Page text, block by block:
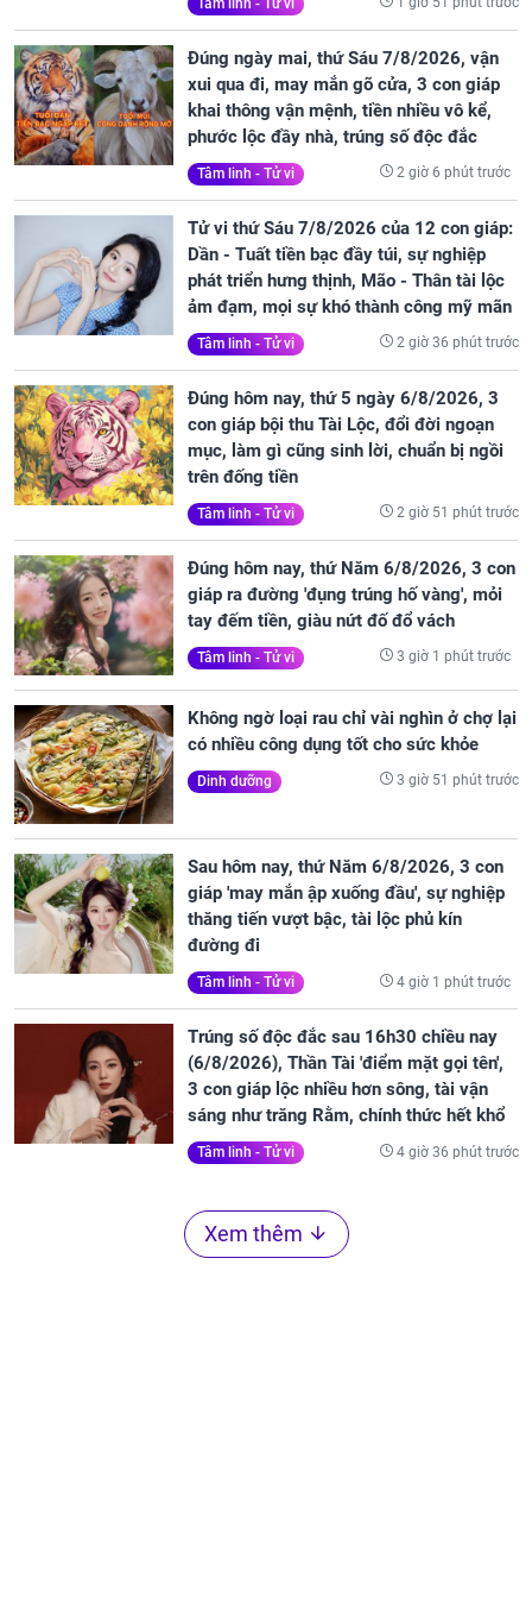
Tâm linh - Tử vi
Đúng ngày mai, thứ Sáu 7/8/2026, vận
xui qua đi, may mắn gõ cửa, 3 con giáp
khai thông vận mệnh, tiền nhiều vô kể,
phước lộc đầy nhà, trúng số độc đắc
Tâm linh - Tử vi 2 giờ 6 phút trước
Tử vi thứ Sáu 7/8/2026 của 12 con giáp:
Dần - Tuất tiền bạc đầy túi, sự nghiệp
phát triển hưng thịnh, Mão - Thân tài lộc
ảm đạm, mọi sự khó thành công mỹ mãn
Tâm linh - Tử vi 2 giờ 36 phút trước
Đúng hôm nay, thứ 5 ngày 6/8/2026, 3
con giáp bội thu Tài Lộc, đổi đời ngoạn
mục, làm gì cũng sinh lời, chuẩn bị ngồi
trên đống tiền
Tâm linh - Tử vi 2 giờ 51 phút trước
Đúng hôm nay, thứ Năm 6/8/2026, 3 con
giáp ra đường 'đụng trúng hố vàng', mỏi
tay đếm tiền, giàu nứt đố đổ vách
Tâm linh - Tử vi 3 giờ 1 phút trước
Không ngờ loại rau chỉ vài nghìn ở chợ lại
có nhiều công dụng tốt cho sức khỏe
Dinh dưỡng 3 giờ 51 phút trước
Sau hôm nay, thứ Năm 6/8/2026, 3 con
giáp 'may mắn ập xuống đầu', sự nghiệp
thăng tiến vượt bậc, tài lộc phủ kín
đường đi
Tâm linh - Tử vi 4 giờ 1 phút trước
Trúng số độc đắc sau 16h30 chiều nay
(6/8/2026), Thần Tài 'điểm mặt gọi tên',
3 con giáp lộc nhiều hơn sông, tài vận
sáng như trăng Rằm, chính thức hết khổ
Tâm linh - Tử vi 4 giờ 36 phút trước
Xem thêm